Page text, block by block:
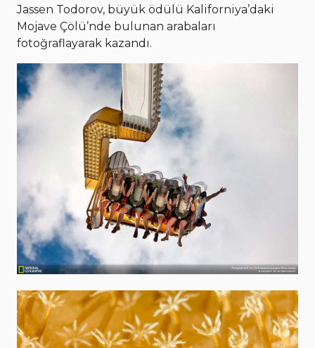
Jassen Todorov, büyük ödülü Kaliforniya’daki
Mojave Çölü’nde bulunan arabaları
fotoğraflayarak kazandı.